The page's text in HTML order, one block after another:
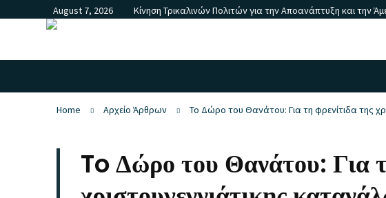
August 7, 2026 Κίνηση Τρικαλινών Πολιτών για την Αποανάπτυξη και την
Home Αρχείο Άρθρων To Δώρο του Θανάτου: Για τη φρενίτιδα της
To Δώρο του Θανάτου: Για